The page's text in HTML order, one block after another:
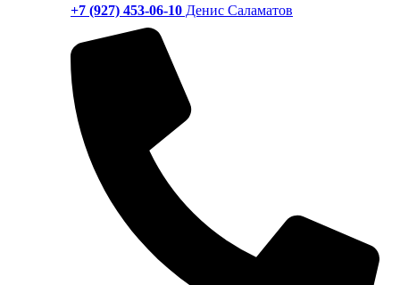
+7 (927) 453-06-10 Денис Саламатов